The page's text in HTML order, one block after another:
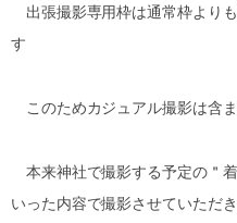
出張撮影専用枠は通常枠より
す
このためカジュアル撮影は含ま
本来神社で撮影する予定の＂
いった内容で撮影させていただ